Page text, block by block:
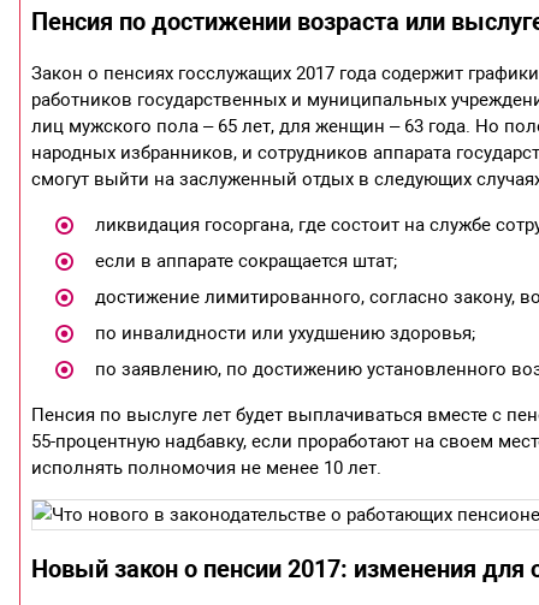
Пенсия по достижении возраста или
Закон о пенсиях госслужащих 2017 года содержит
работников государственных и муниципальных
лиц мужского пола – 65 лет, для женщин – 63 года. Но
народных избранников, и сотрудников аппарата
смогут выйти на заслуженный отдых в следующих
ликвидация госоргана, где состоит на службе
если в аппарате сокращается штат;
достижение лимитированного, согласно закону,
по инвалидности или ухудшению здоровья;
по заявлению, по достижению установленного
Пенсия по выслуге лет будет выплачиваться вместе с
55-процентную надбавку, если проработают на своем
исполнять полномочия не менее 10 лет.
Новый закон о пенсии 2017: изменения